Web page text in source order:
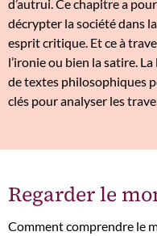
d’autrui. Ce chapitre a
décrypter la société dans
esprit critique. Et ce à
l’ironie ou bien la satire.
de textes philosophiques
clés pour analyser les
Regarder le
Comment comprendre le